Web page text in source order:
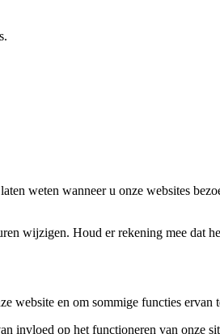
weten wanneer u onze websites
wijzigen. Houd er rekening mee dat
website en om sommige functies ervan
invloed op het functioneren van